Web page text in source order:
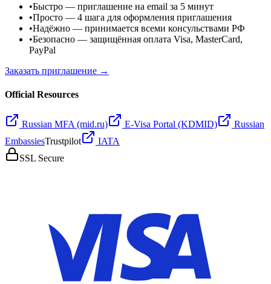
•Быстро — приглашение на email за 5 минут
•Просто — 4 шага для оформления приглашения
•Надёжно — принимается всеми консульствами РФ
•Безопасно — защищённая оплата Visa, MasterCard,
PayPal
Заказать приглашение →
Official Resources
Russian MFA (mid.ru) E-Visa Portal (KDMID)
Russian
EmbassiesTrustpilot
IATA
SSL Secure